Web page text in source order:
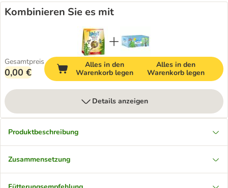
Kombinieren Sie es mit
Gesamtpreis
0,00 €
Alles in den
Warenkorb legen
Alles in den
Warenkorb legen
Details anzeigen
Produktbeschreibung
Zusammensetzung